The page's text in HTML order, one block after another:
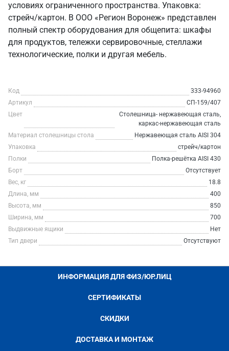
условиях ограниченного пространства. Упаковка:
стрейч/картон. В ООО «Регион Воронеж» представлен
полный спектр оборудования для общепита: шкафы
для продуктов, тележки сервировочные, стеллажи
технологические, полки и другая мебель.
Код
333-94960
Артикул
СП-159/407
Цвет
Столешница- нержавеющая сталь,
каркас-нержавеющая сталь
Материал столешницы стола
Нержавеющая сталь AISI 304
Упаковка
стрейч/картон
Полки
Полка-решётка AISI 430
Борт
Отсутствует
Вес, кг
18.8
Длина, мм
400
Высота, мм
850
Ширина, мм
700
Выдвижные ящики
Нет
Тип двери
Отсутствуют
ИНФОРМАЦИЯ ДЛЯ ФИЗ/ЮР.ЛИЦ
СЕРТИФИКАТЫ
СКИДКИ
ДОСТАВКА И МОНТАЖ